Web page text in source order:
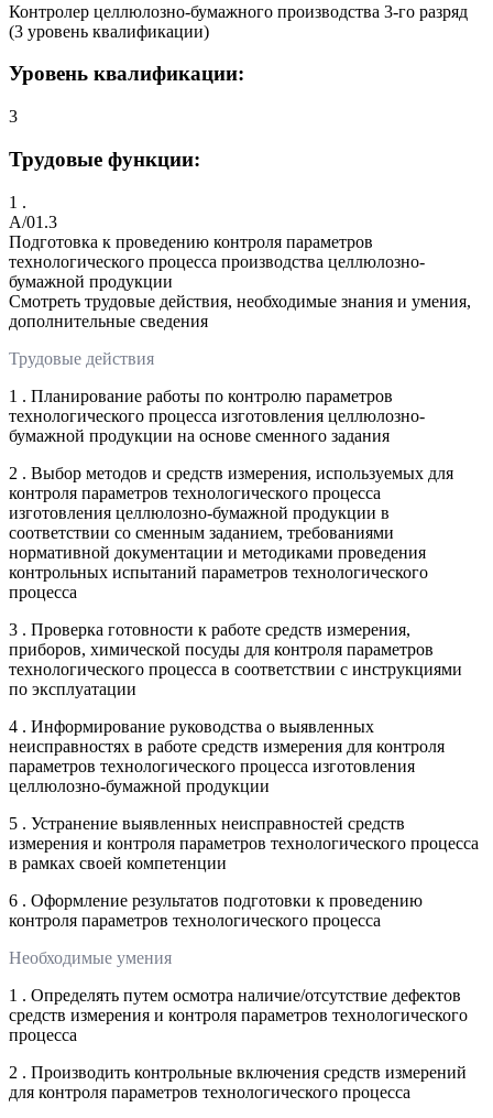
Контролер целлюлозно-бумажного производства 3-го разряд
(3 уровень квалификации)
Уровень квалификации:
3
Трудовые функции:
1 .
A/01.3
Подготовка к проведению контроля параметров
технологического процесса производства целлюлозно-
бумажной продукции
Смотреть трудовые действия, необходимые знания и умения,
дополнительные сведения
Трудовые действия
1 . Планирование работы по контролю параметров
технологического процесса изготовления целлюлозно-
бумажной продукции на основе сменного задания
2 . Выбор методов и средств измерения, используемых для
контроля параметров технологического процесса
изготовления целлюлозно-бумажной продукции в
соответствии со сменным заданием, требованиями
нормативной документации и методиками проведения
контрольных испытаний параметров технологического
процесса
3 . Проверка готовности к работе средств измерения,
приборов, химической посуды для контроля параметров
технологического процесса в соответствии с инструкциями
по эксплуатации
4 . Информирование руководства о выявленных
неисправностях в работе средств измерения для контроля
параметров технологического процесса изготовления
целлюлозно-бумажной продукции
5 . Устранение выявленных неисправностей средств
измерения и контроля параметров технологического процесса
в рамках своей компетенции
6 . Оформление результатов подготовки к проведению
контроля параметров технологического процесса
Необходимые умения
1 . Определять путем осмотра наличие/отсутствие дефектов
средств измерения и контроля параметров технологического
процесса
2 . Производить контрольные включения средств измерений
для контроля параметров технологического процесса